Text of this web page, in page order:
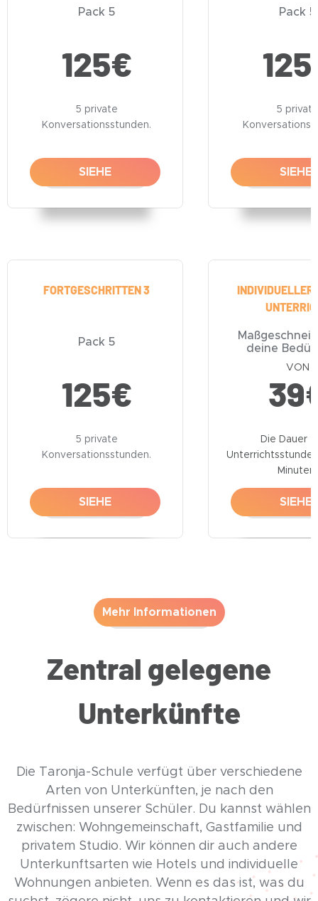
Pack 5
125€
5 private
Konversationsstunden.
SIEHE
Pack 5
125
5 private
SIEHE
FORTGESCHRITTEN 3
Pack 5
125€
5 private
Konversationsstunden.
SIEHE
INDIVIDUELLER
deine
VON
39
Die Dauer
Unterrichtsstunde
Minuten.
SIEHE
Mehr Informationen
Zentral gelegene
Unterkünfte
Die Taronja-Schule verfügt über verschiedene
Arten von Unterkünften, je nach den
Bedürfnissen unserer Schüler. Du kannst wählen
zwischen: Wohngemeinschaft, Gastfamilie und
privatem Studio. Wir können dir auch andere
Unterkunftsarten wie Hotels und individuelle
Wohnungen anbieten. Wenn es das ist, was du